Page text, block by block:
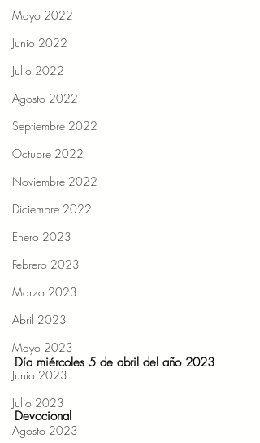
Mayo 2022
Junio 2022
Julio 2022
Agosto 2022
Septiembre 2022
Octubre 2022
Noviembre 2022
Diciembre 2022
Enero 2023
Febrero 2023
Marzo 2023
Abril 2023
Mayo 2023
Junio 2023
Julio 2023
Agosto 2023
Día miércoles 5 de abril del año 2023
Devocional